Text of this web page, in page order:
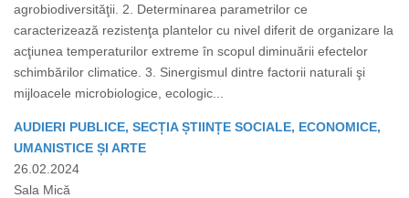
agrobiodiversităţii. 2. Determinarea parametrilor ce
caracterizează rezistenţa plantelor cu nivel diferit de organizare la
acţiunea temperaturilor extreme în scopul diminuării efectelor
schimbărilor climatice. 3. Sinergismul dintre factorii naturali şi
mijloacele microbiologice, ecologic...
AUDIERI PUBLICE, SECȚIA ȘTIINȚE SOCIALE, ECONOMICE,
UMANISTICE ȘI ARTE
26.02.2024
Sala Mică